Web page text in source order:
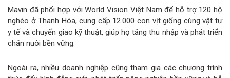
Mavin đã phối hợp với World Vision Việt Nam để hỗ trợ 120 hộ
nghèo ở Thanh Hóa, cung cấp 12.000 con vịt giống cùng vật tư
y tế và chuyển giao kỹ thuật, giúp họ tăng thu nhập và phát triển
chăn nuôi bền vững.
Ngoài ra, nhiều doanh nghiệp cũng tham gia các chương trình